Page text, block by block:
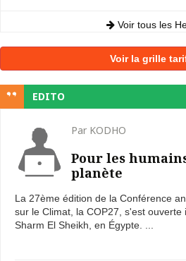
Voir tous les
Voir la grille
EDITO
Par KODHO
Pour les
planète
La 27ème édition de la Conférence
sur le Climat, la COP27, s'est ouverte
Sharm El Sheikh, en Égypte. ...